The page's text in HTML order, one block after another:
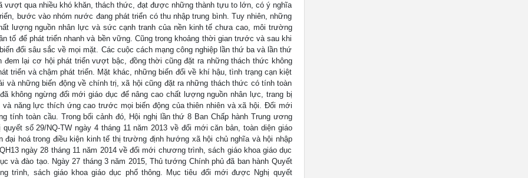
qua nhiều khó khăn, thách thức, đạt được những thành tựu to lớn, có ý nghĩa
bước vào nhóm nước đang phát triển có thu nhập trung bình. Tuy nhiên, những
lượng nguồn nhân lực và sức cạnh tranh của nền kinh tế chưa cao, môi trường
tố để phát triển nhanh và bền vững. Cũng trong khoảng thời gian trước và sau khi
đổi sâu sắc về mọi mặt. Các cuộc cách mạng công nghiệp lần thứ ba và lần thứ
lại cơ hội phát triển vượt bậc, đồng thời cũng đặt ra những thách thức không
triển và chậm phát triển. Mặt khác, những biến đổi về khí hậu, tình trạng cạn kiệt
và những biến động về chính trị, xã hội cũng đặt ra những thách thức có tính toàn
không ngừng đổi mới giáo dục để nâng cao chất lượng nguồn nhân lực, trang bị
năng lực thích ứng cao trước mọi biến động của thiên nhiên và xã hội. Đổi mới
tính toàn cầu. Trong bối cảnh đó, Hội nghị lần thứ 8 Ban Chấp hành Trung ương
số 29/NQ-TW ngày 4 tháng 11 năm 2013 về đổi mới căn bản, toàn diện giáo
đại hoá trong điều kiện kinh tế thị trường định hướng xã hội chủ nghĩa và hội nhập
ngày 28 tháng 11 năm 2014 về đổi mới chương trình, sách giáo khoa giáo dục
và đào tạo. Ngày 27 tháng 3 năm 2015, Thủ tướng Chính phủ đã ban hành Quyết
trình, sách giáo khoa giáo dục phổ thông. Mục tiêu đổi mới được Nghị quyết